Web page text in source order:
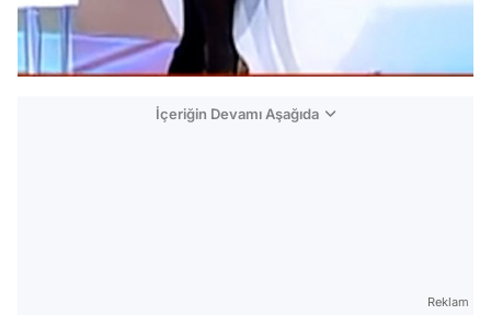
İçeriğin Devamı Aşağıda
Reklam